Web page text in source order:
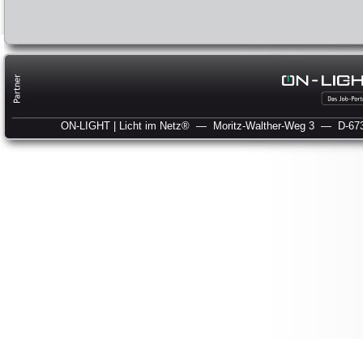
ON-LIGHT | Licht im Netz® — Moritz-Walther-Weg 3 — D-